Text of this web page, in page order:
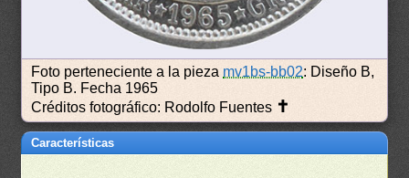
Foto perteneciente a la pieza mv1bs-bb02: Diseño B,
Tipo B. Fecha 1965
Créditos fotográfico: Rodolfo Fuentes ✝
Características